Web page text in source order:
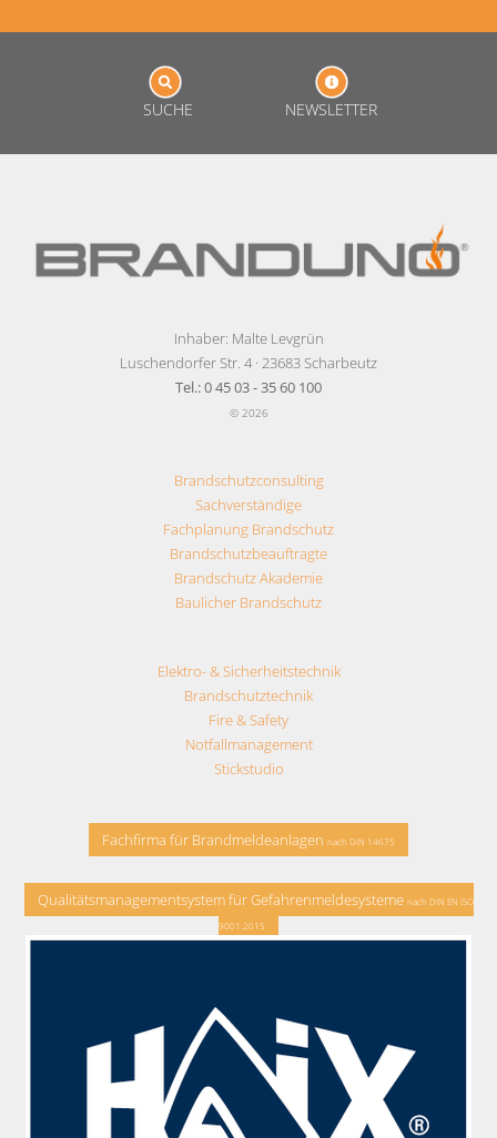
SUCHE NEWSLETTER
Inhaber: Malte Levgrün
Luschendorfer Str. 4 · 23683 Scharbeutz
Tel.: 0 45 03 - 35 60 100
© 2026
Brandschutzconsulting
Sachverständige
Fachplanung Brandschutz
Brandschutzbeauftragte
Brandschutz Akademie
Baulicher Brandschutz
Elektro- & Sicherheitstechnik
Brandschutztechnik
Fire & Safety
Notfallmanagement
Stickstudio
Fachfirma für Brandmeldeanlagen nach DIN 14675
Qualitätsmanagementsystem für Gefahrenmeldesysteme nach DIN EN ISO
9001:2015